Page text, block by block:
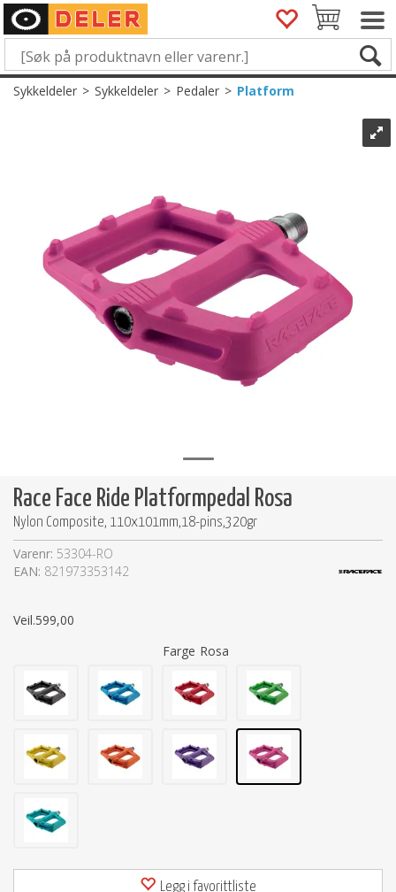
Sykkeldeler>Sykkeldeler>Pedaler>Platform
Race Face Ride Platformpedal Rosa
Nylon Composite, 110x101mm,18-pins,320gr
Varenr: 53304-RO
EAN: 821973353142
Veil.599,00
Farge Rosa
Legg i favorittliste